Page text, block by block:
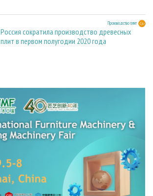
Производство плит
Россия сократила производство древесных
плит в первом полугодии 2020 года